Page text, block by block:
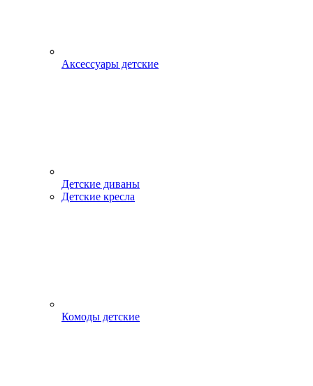
Аксессуары детские
Детские диваны
Детские кресла
Комоды детские